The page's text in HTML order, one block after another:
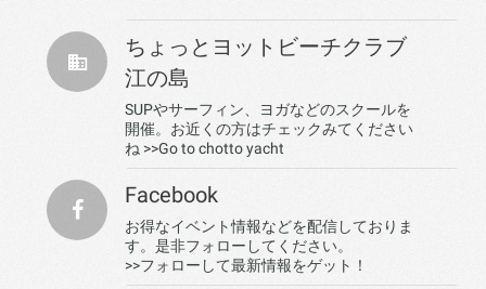
ちょっとヨットビーチクラブ
江の島
SUPやサーフィン、ヨガなどのスクールを
開催。お近くの方はチェックみてください
ね >>Go to chotto yacht
Facebook
お得なイベント情報などを配信しておりま
す。是非フォローしてください。
>>フォローして最新情報をゲット！